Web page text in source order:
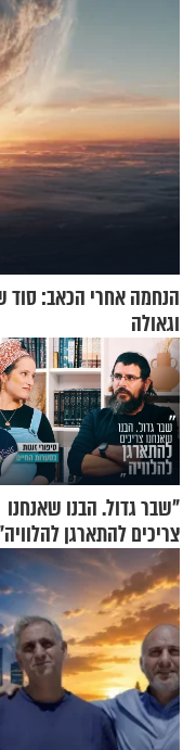
הנחמה אחרי הכאב:
וגאולה
"שבר גדול. הבנו שאנחנו
צריכים להתארגן
זוגיות במבחן, הפעם עם
וגד דנינו